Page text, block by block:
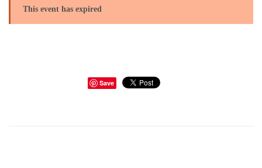
This event has expired
Save